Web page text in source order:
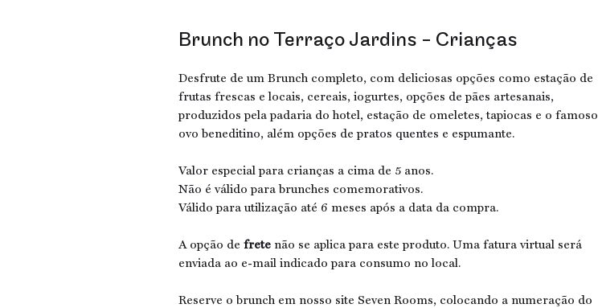
Brunch no Terraço Jardins - Crianças
Desfrute de um Brunch completo, com deliciosas opções como estação de
frutas frescas e locais, cereais, iogurtes, opções de pães artesanais,
produzidos pela padaria do hotel, estação de omeletes, tapiocas e o famoso
ovo beneditino, além opções de pratos quentes e espumante.
Valor especial para crianças a cima de 5 anos.
Não é válido para brunches comemorativos.
Válido para utilização até 6 meses após a data da compra.
A opção de frete não se aplica para este produto. Uma fatura virtual será
enviada ao e-mail indicado para consumo no local.
Reserve o brunch em nosso site Seven Rooms, colocando a numeração do